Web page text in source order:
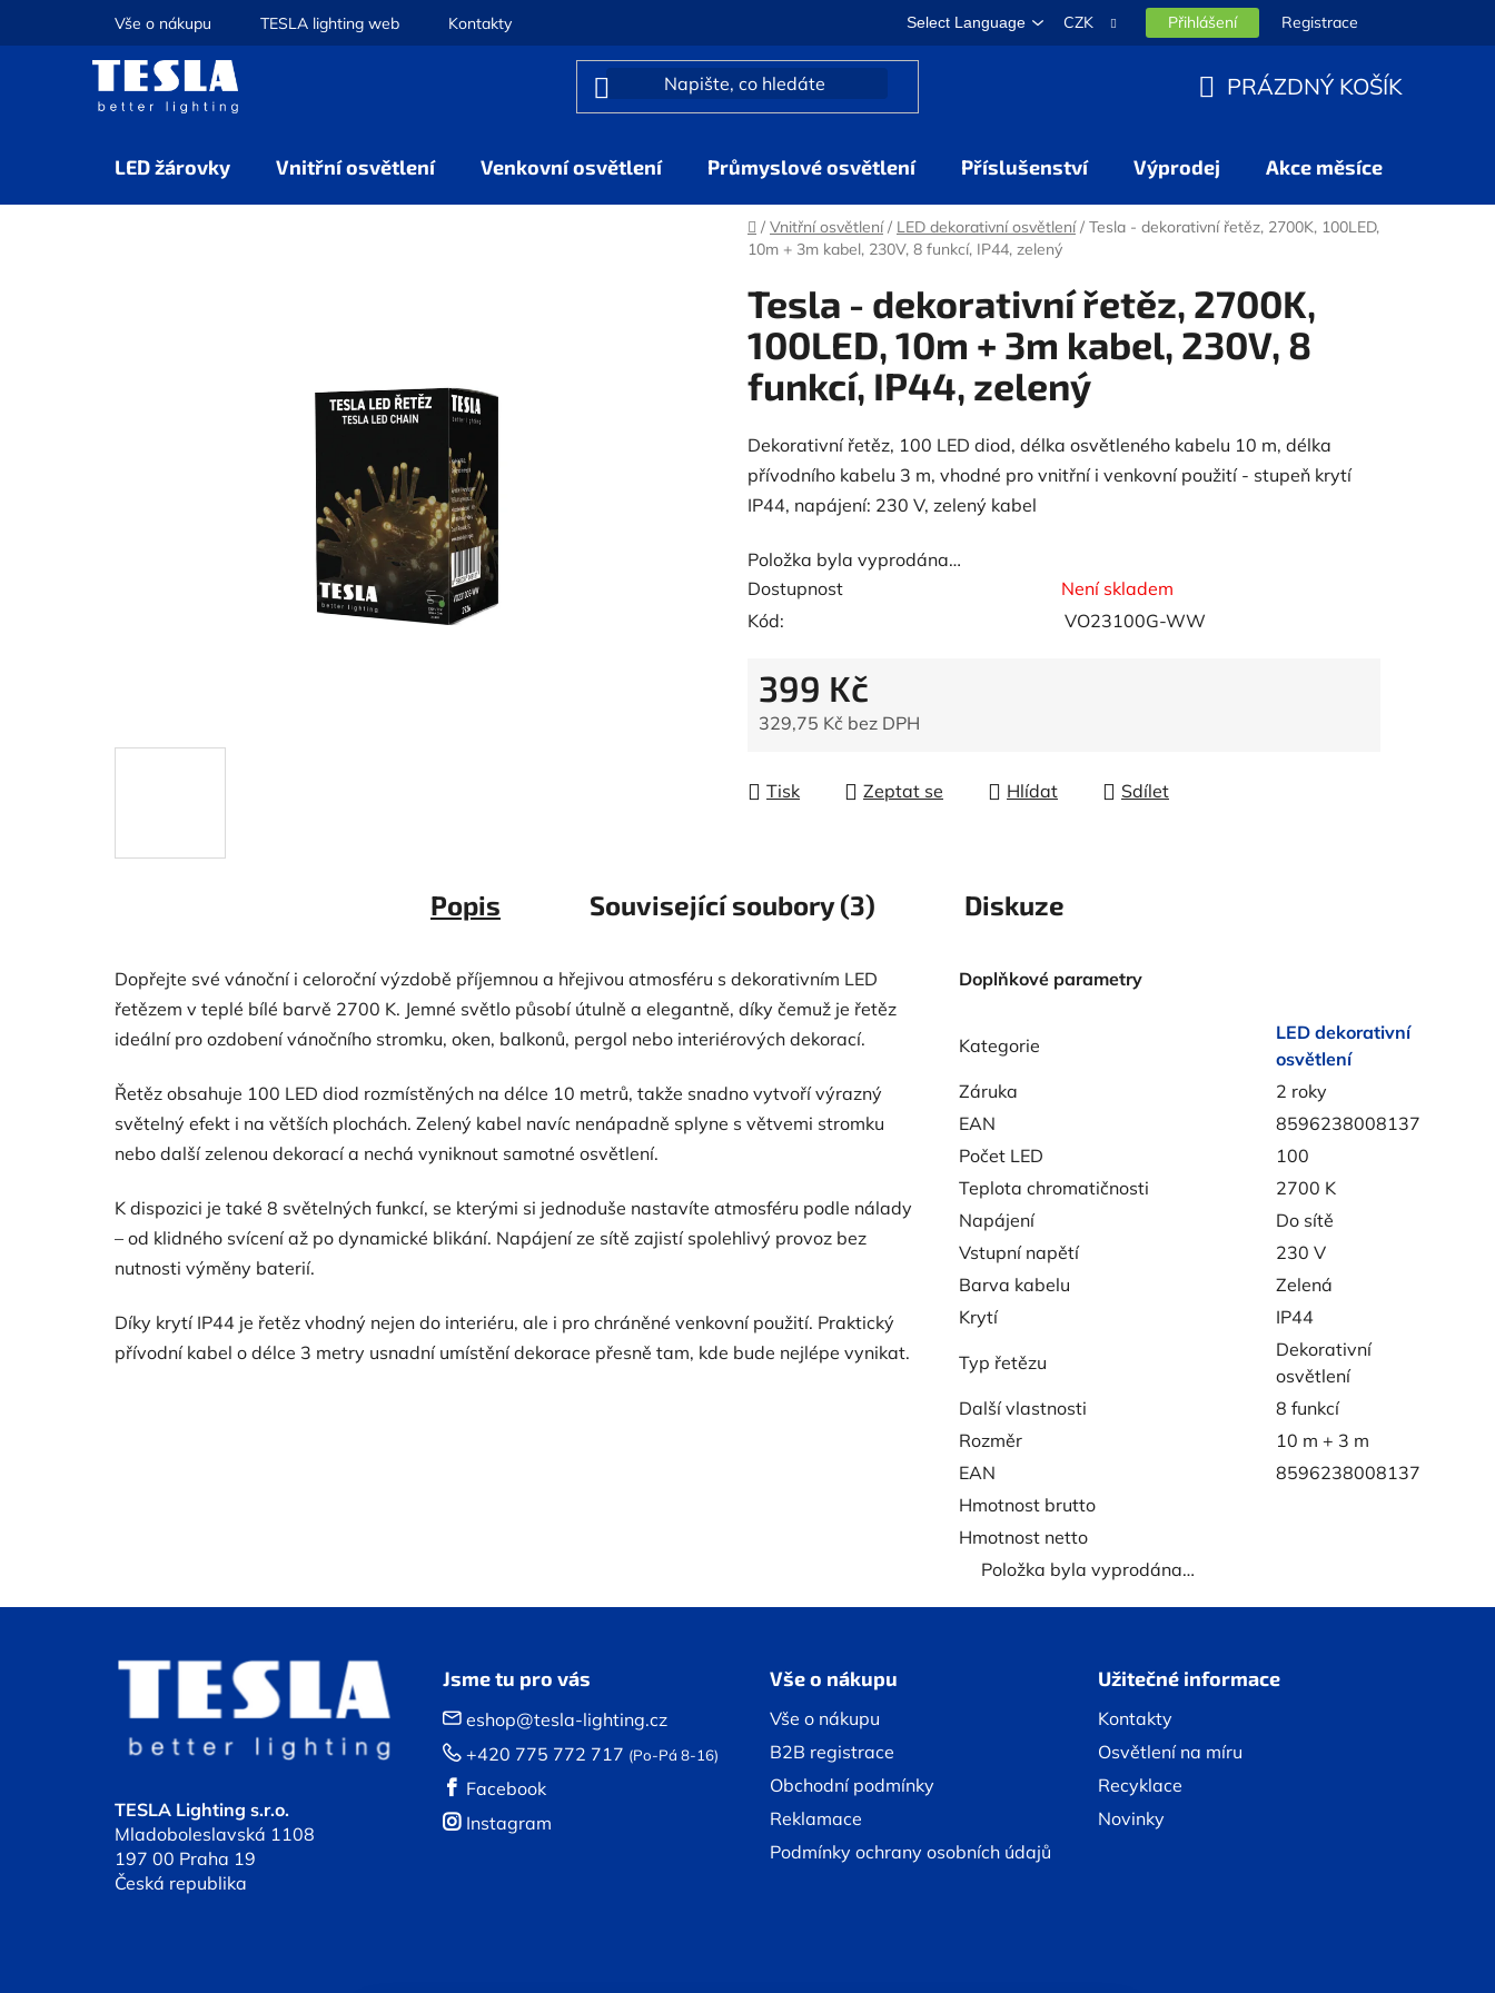
Vše o nákupu TESLA lighting web Kontakty Select Language CZK Přihlášení Registrace
KOŠÍK
PRÁZDNÝ KOŠÍK
LED žárovky Vnitřní osvětlení Venkovní osvětlení Průmyslové osvětlení Příslušenství Výprodej Akce měsíce
Domů
/ Vnitřní osvětlení / LED dekorativní osvětlení / Tesla - dekorativní řetěz, 2700K, 100LED,
10m + 3m kabel, 230V, 8 funkcí, IP44, zelený
Tesla - dekorativní řetěz, 2700K,
100LED, 10m + 3m kabel, 230V, 8
funkcí, IP44, zelený
Dekorativní řetěz, 100 LED diod, délka osvětleného kabelu 10 m, délka
přívodního kabelu 3 m, vhodné pro vnitřní i venkovní použití - stupeň krytí
IP44, napájení: 230 V, zelený kabel
Položka byla vyprodána…
Dostupnost
Není skladem
Kód:
VO23100G-WW
399 Kč
329,75 Kč bez DPH
Tisk
Zeptat se Hlídat Sdílet
Popis Související soubory (3) Diskuze
Dopřejte své vánoční i celoroční výzdobě příjemnou a hřejivou atmosféru s dekorativním LED
řetězem v teplé bílé barvě 2700 K. Jemné světlo působí útulně a elegantně, díky čemuž je řetěz
ideální pro ozdobení vánočního stromku, oken, balkonů, pergol nebo interiérových dekorací.
Řetěz obsahuje 100 LED diod rozmístěných na délce 10 metrů, takže snadno vytvoří výrazný
světelný efekt i na větších plochách. Zelený kabel navíc nenápadně splyne s větvemi stromku
nebo další zelenou dekorací a nechá vyniknout samotné osvětlení.
K dispozici je také 8 světelných funkcí, se kterými si jednoduše nastavíte atmosféru podle nálady
– od klidného svícení až po dynamické blikání. Napájení ze sítě zajistí spolehlivý provoz bez
nutnosti výměny baterií.
Díky krytí IP44 je řetěz vhodný nejen do interiéru, ale i pro chráněné venkovní použití. Praktický
přívodní kabel o délce 3 metry usnadní umístění dekorace přesně tam, kde bude nejlépe vynikat.
Doplňkové parametry
Kategorie
LED dekorativní
osvětlení
Záruka
2 roky
EAN
8596238008137
Počet LED
100
Teplota chromatičnosti
2700 K
Napájení
Do sítě
Vstupní napětí
230 V
Barva kabelu
Zelená
Krytí
IP44
Typ řetězu
Dekorativní
osvětlení
Další vlastnosti
8 funkcí
Rozměr
10 m + 3 m
EAN
8596238008137
Hmotnost brutto
Hmotnost netto
Položka byla vyprodána…
TESLA Lighting s.r.o.
Mladoboleslavská 1108
197 00 Praha 19
Česká republika
Jsme tu pro vás
eshop@tesla-lighting.cz
+420 775 772 717 (Po-Pá 8-16)
Facebook
Instagram
Vše o nákupu
Vše o nákupu
B2B registrace
Obchodní podmínky
Reklamace
Podmínky ochrany osobních údajů
Užitečné informace
Kontakty
Osvětlení na míru
Recyklace
Novinky